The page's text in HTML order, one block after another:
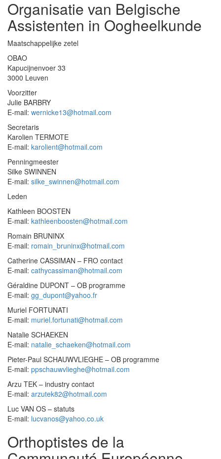
Organisatie van Belgische
Assistenten in Oogheelkunde
Maatschappelijke zetel
OBAO
Kapucijnenvoer 33
3000 Leuven
Voorzitter
Julie BARBRY
E-mail: wernicke13@hotmail.com
Secretaris
Karolien TERMOTE
E-mail: karolient@hotmail.com
Penningmeester
Silke SWINNEN
E-mail: silke_swinnen@hotmail.com
Leden
Kathleen BOOSTEN
E-mail: kathleenboosten@hotmail.com
Romain BRUNINX
E-mail: romain_bruninx@hotmail.com
Catherine CASSIMAN – FRO contact
E-mail: cathycassiman@hotmail.com
Géraldine DUPONT – OB programme
E-mail: gg_dupont@yahoo.fr
Muriel FORTUNATI
E-mail: muriel.fortunati@hotmail.com
Natalie SCHAEKEN
E-mail: natalie_schaeken@hotmail.com
Pieter-Paul SCHAUWVLIEGHE – OB programme
E-mail: ppschauwvlieghe@hotmail.com
Arzu TEK – industry contact
E-mail: arzutek82@hotmail.com
Luc VAN OS – statuts
E-mail: lucvanos@yahoo.co.uk
Orthoptistes de la